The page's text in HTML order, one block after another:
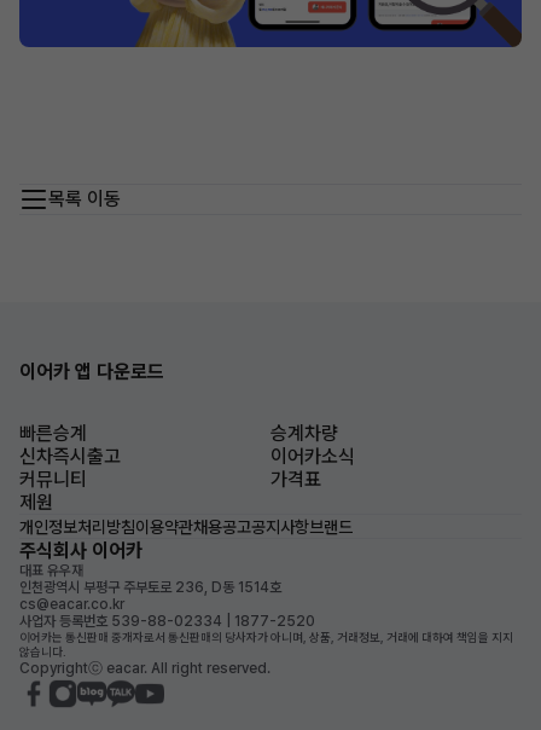
목록 이동
이어카 앱 다운로드
빠른승계
승계차량
신차즉시출고
이어카소식
커뮤니티
가격표
제원
개인정보처리방침이용약관채용공고공지사항브랜드
주식회사 이어카
대표 유우재
인천광역시 부평구 주부토로 236, D동 1514호
cs@eacar.co.kr
사업자 등록번호 539-88-02334 | 1877-2520
이어카는 통신판매 중개자로서 통신판매의 당사자가 아니며, 상품, 거래정보, 거래에 대하여 책임을 지지
않습니다.
Copyrightⓒ eacar. All right reserved.